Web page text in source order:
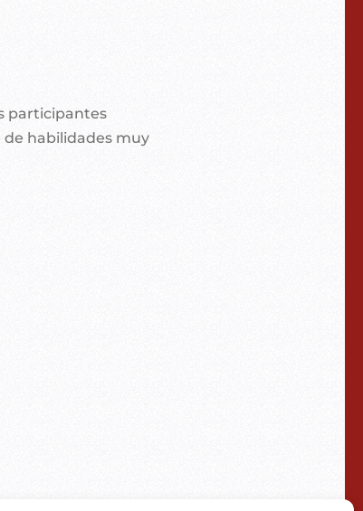
participantes
de habilidades muy